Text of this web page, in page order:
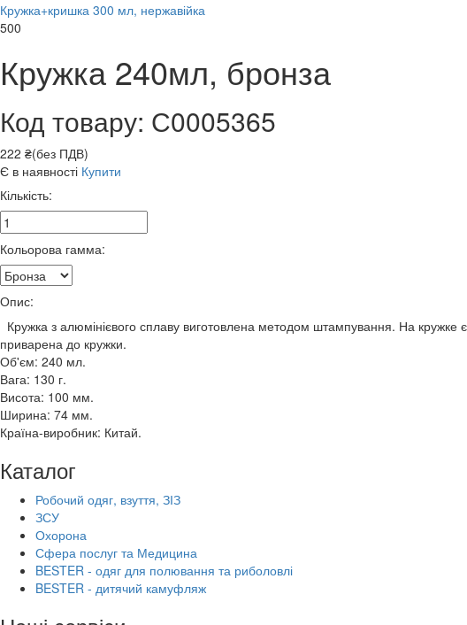
Кружка+кришка 300 мл, нержавійка
500
Кружка 240мл, бронза
Код товару: С0005365
222 ₴(без ПДВ)
Є в наявності Купити
Кількість:
Кольорова гамма:
Опис:
Кружка з алюмінієвого сплаву виготовлена методом штампування. На
приварена до кружки.
Об'єм: 240 мл.
Вага: 130 г.
Висота: 100 мм.
Ширина: 74 мм.
Країна-виробник: Китай.
Каталог
Робочий одяг, взуття, ЗІЗ
ЗСУ
Охорона
Сфера послуг та Медицина
BESTER - одяг для полювання та риболовлі
BESTER - дитячий камуфляж